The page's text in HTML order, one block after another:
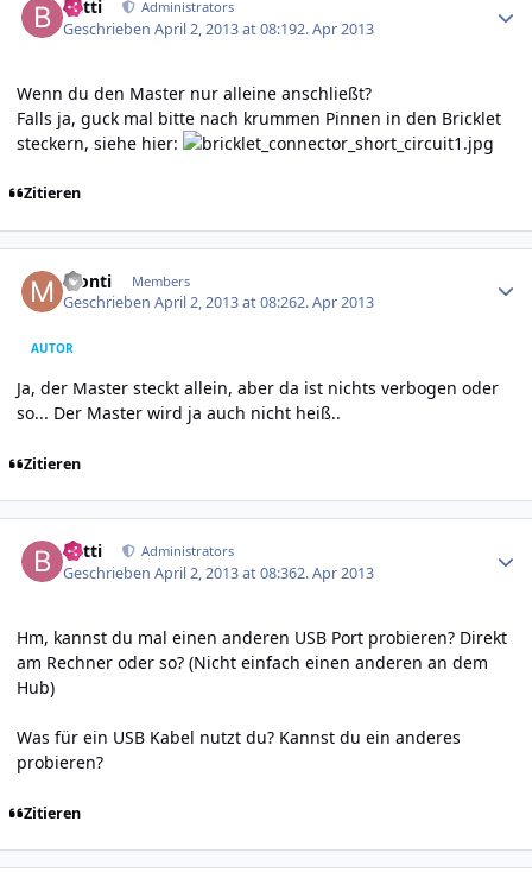
batti Administrators
GeschriebenApril 2, 2013 at 08:192. Apr 2013
Wenn du den Master nur alleine anschließt?
Falls ja, guck mal bitte nach krummen Pinnen in den Bricklet
steckern, siehe hier:
Zitieren
Monti Members
GeschriebenApril 2, 2013 at 08:262. Apr 2013
AUTOR
Ja, der Master steckt allein, aber da ist nichts verbogen oder
so... Der Master wird ja auch nicht heiß..
Zitieren
batti Administrators
GeschriebenApril 2, 2013 at 08:362. Apr 2013
Hm, kannst du mal einen anderen USB Port probieren? Direkt
am Rechner oder so? (Nicht einfach einen anderen an dem
Hub)
Was für ein USB Kabel nutzt du? Kannst du ein anderes
probieren?
Zitieren